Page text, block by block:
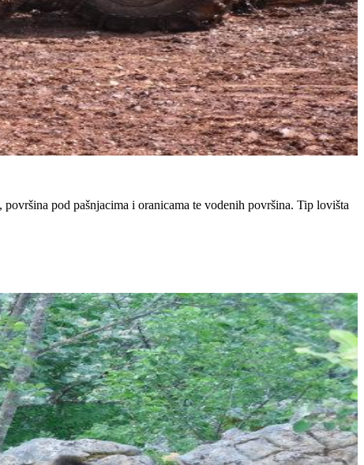
pod pašnjacima i oranicama te vodenih površina. Tip lovišta